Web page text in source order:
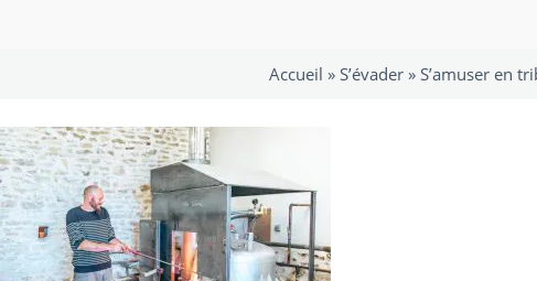
Accueil » S’évader » S’amuser en